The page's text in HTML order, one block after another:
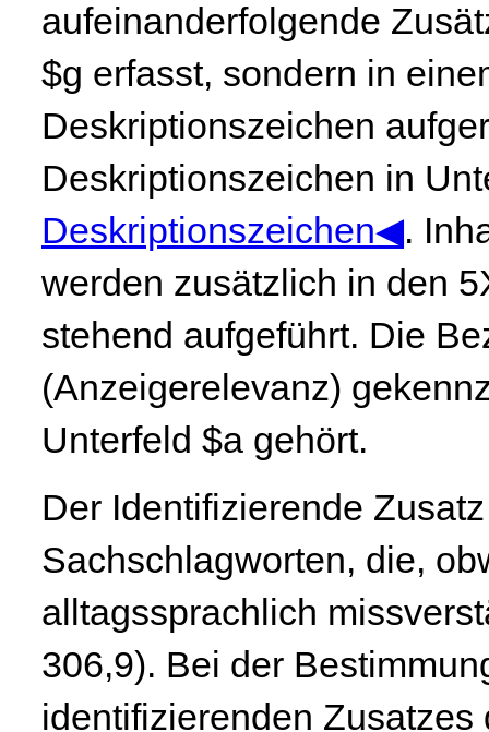
aufeinanderfolgende
$g erfasst, sondern in
Deskriptionszeichen
Deskriptionszeichen in
Deskriptionszeichen◀.
werden zusätzlich in den
stehend aufgeführt. Die
(Anzeigerelevanz)
Unterfeld $a gehört.
Der Identifizierende
Sachschlagworten, die,
alltagssprachlich
306,9). Bei der
identifizierenden